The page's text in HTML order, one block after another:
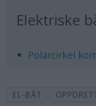
Elektriske
Polarcirkel
Tilbake til
EL-BÅT